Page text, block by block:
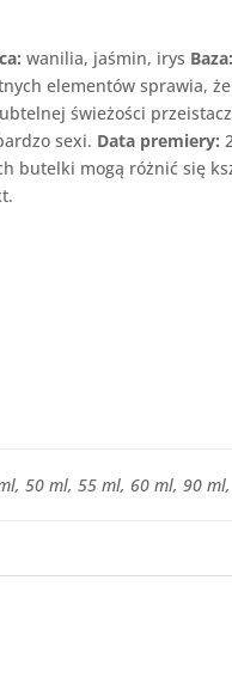
wanilia, jaśmin, irys Baza:
elementów sprawia,
świeżości
sexi. Data premiery:
butelki mogą różnić się
50 ml, 55 ml, 60 ml, 90